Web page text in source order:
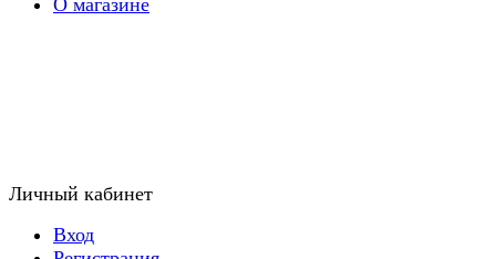
О магазине
Личный кабинет
Вход